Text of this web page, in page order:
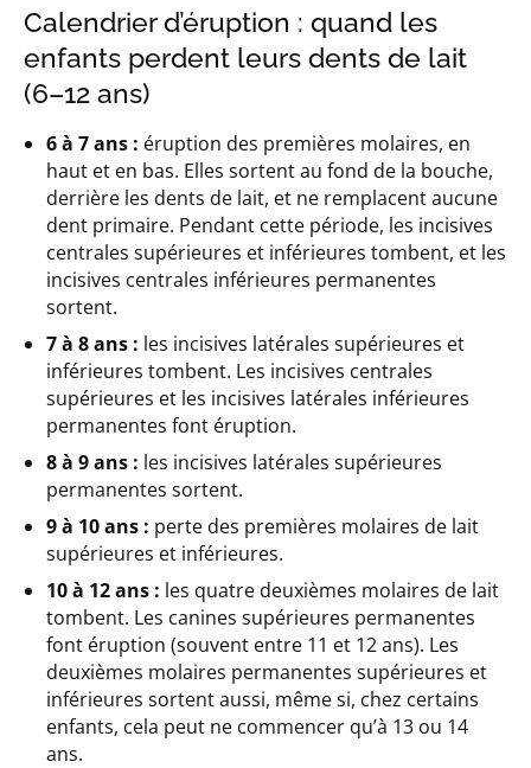
Calendrier d’éruption : quand les
enfants perdent leurs dents de lait
(6–12 ans)
6 à 7 ans : éruption des premières molaires, en
haut et en bas. Elles sortent au fond de la bouche,
derrière les dents de lait, et ne remplacent aucune
dent primaire. Pendant cette période, les incisives
centrales supérieures et inférieures tombent, et les
incisives centrales inférieures permanentes
sortent.
7 à 8 ans : les incisives latérales supérieures et
inférieures tombent. Les incisives centrales
supérieures et les incisives latérales inférieures
permanentes font éruption.
8 à 9 ans : les incisives latérales supérieures
permanentes sortent.
9 à 10 ans : perte des premières molaires de lait
supérieures et inférieures.
10 à 12 ans : les quatre deuxièmes molaires de lait
tombent. Les canines supérieures permanentes
font éruption (souvent entre 11 et 12 ans). Les
deuxièmes molaires permanentes supérieures et
inférieures sortent aussi, même si, chez certains
enfants, cela peut ne commencer qu’à 13 ou 14
ans.